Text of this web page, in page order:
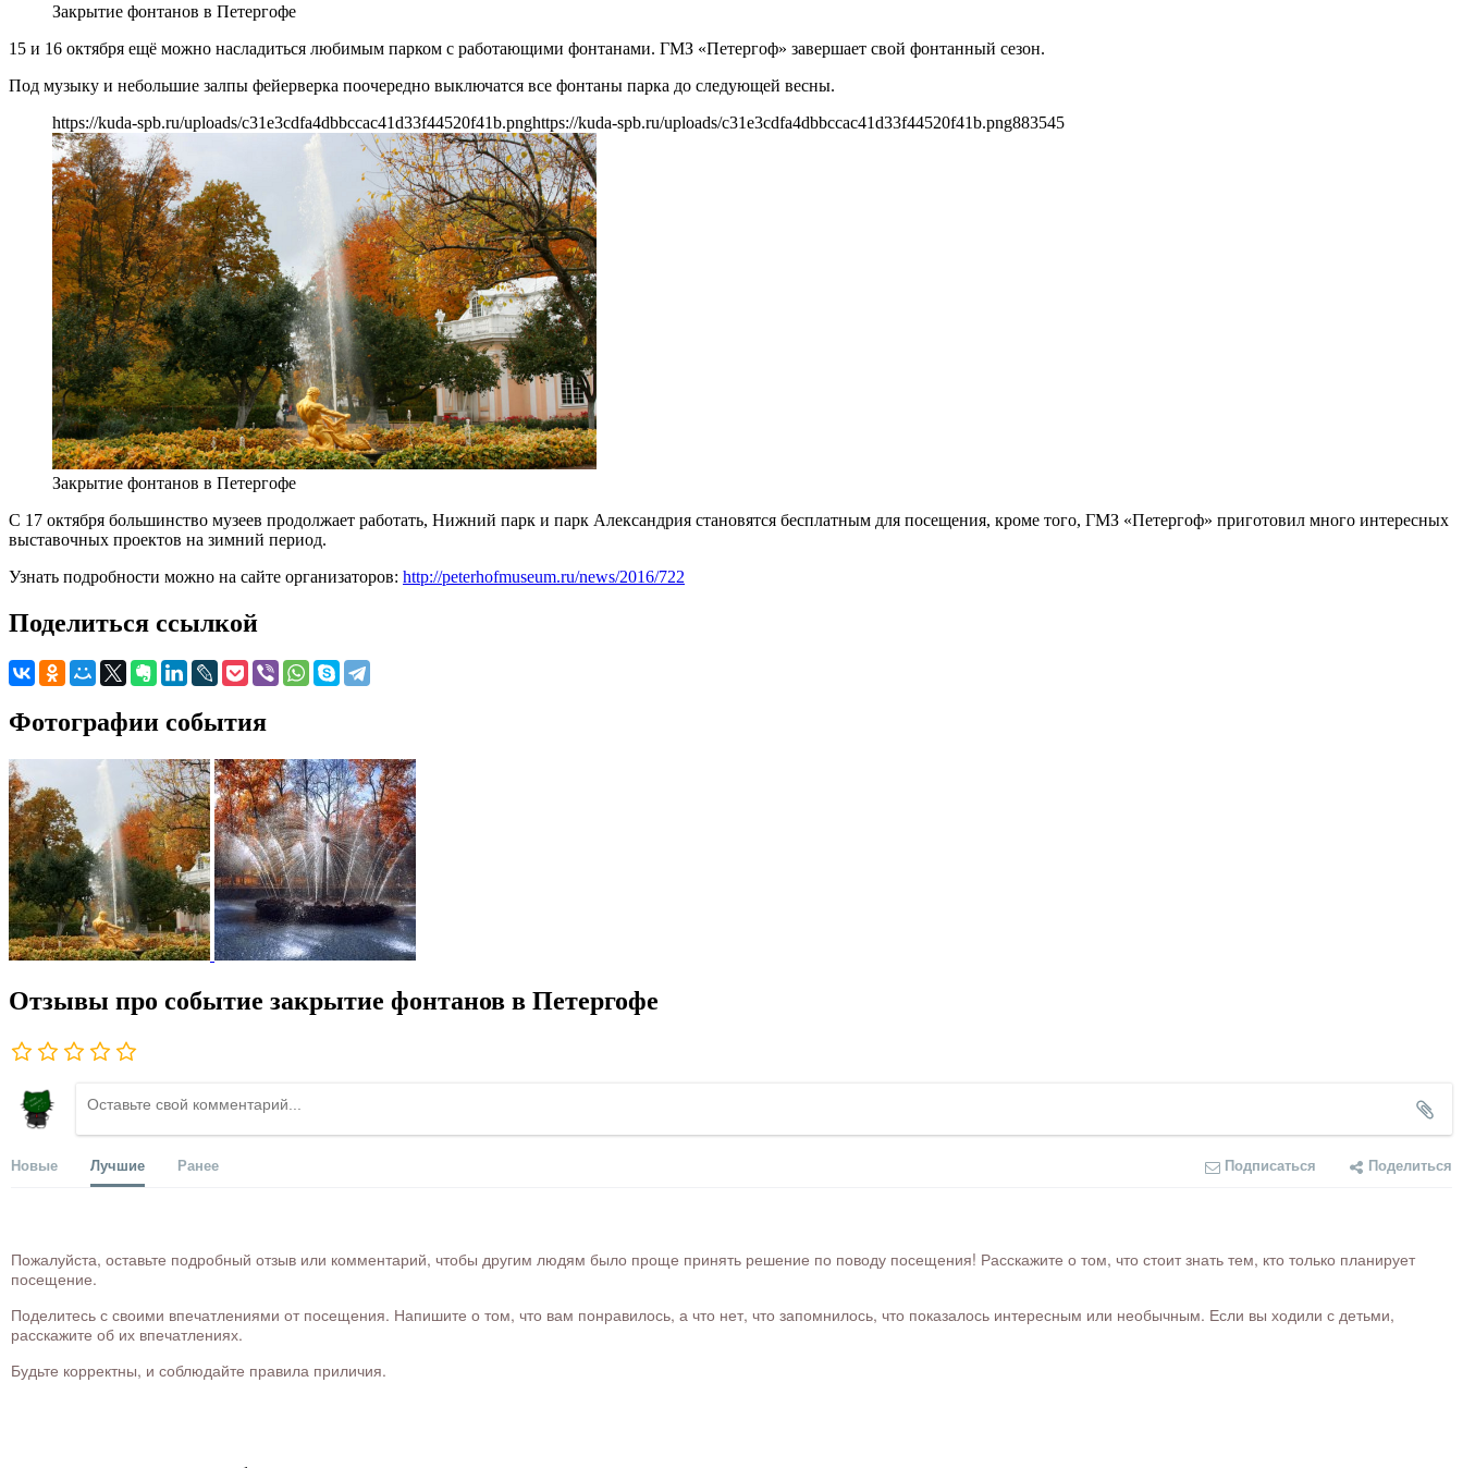
Закрытие фонтанов в Петергофе
15 и 16 октября ещё можно насладиться любимым парком с работающими фонтанами. ГМЗ «Петергоф» завершает свой фонтанный сезон.
Под музыку и небольшие залпы фейерверка поочередно выключатся все фонтаны парка до следующей весны.
https://kuda-spb.ru/uploads/c31e3cdfa4dbbccac41d33f44520f41b.pnghttps://kuda-spb.ru/uploads/c31e3cdfa4dbbccac41d33f44520f41b.png883545
Закрытие фонтанов в Петергофе
С 17 октября большинство музеев продолжает работать, Нижний парк и парк Александрия становятся бесплатным для посещения, кроме того, ГМЗ «Петергоф» приготовил много интересных
выставочных проектов на зимний период.
Узнать подробности можно на сайте организаторов: http://peterhofmuseum.ru/news/2016/722
Поделиться ссылкой
Фотографии события
Отзывы про событие закрытие фонтанов в Петергофе
Новые Лучшие Ранее Подписаться Поделиться
Пожалуйста, оставьте подробный отзыв или комментарий, чтобы другим людям было проще принять решение по поводу посещения! Расскажите о том, что стоит знать тем, кто только планирует
посещение.
Поделитесь с своими впечатлениями от посещения. Напишите о том, что вам понравилось, а что нет, что запомнилось, что показалось интересным или необычным. Если вы ходили с детьми,
расскажите об их впечатлениях.
Будьте корректны, и соблюдайте правила приличия.